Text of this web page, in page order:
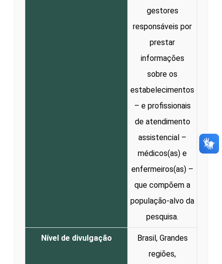
gestores
responsáveis por
prestar
informações
sobre os
estabelecimentos
– e profissionais
de atendimento
assistencial –
médicos(as) e
enfermeiros(as) –
que compõem a
população-alvo da
pesquisa.
Nível de divulgação
Brasil, Grandes
regiões,